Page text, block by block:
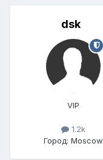
dsk
VIP
1.2k
Город: Moscow